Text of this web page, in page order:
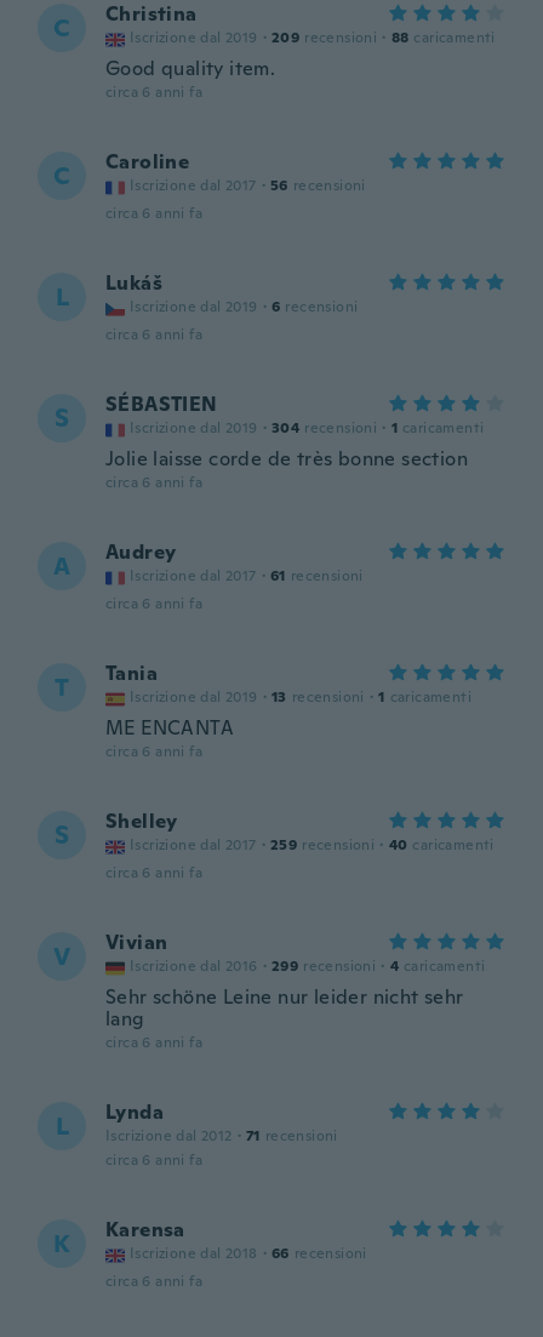
C Christina
Iscrizione dal 2019 · 209 recensioni · 88 caricamenti
Good quality item.
circa 6 anni fa
C Caroline
Iscrizione dal 2017 · 56 recensioni
circa 6 anni fa
L Lukáš
Iscrizione dal 2019 · 6 recensioni
circa 6 anni fa
S SÉBASTIEN
Iscrizione dal 2019 · 304 recensioni · 1 caricamenti
Jolie laisse corde de très bonne section
circa 6 anni fa
A Audrey
Iscrizione dal 2017 · 61 recensioni
circa 6 anni fa
T Tania
Iscrizione dal 2019 · 13 recensioni · 1 caricamenti
ME ENCANTA
circa 6 anni fa
S Shelley
Iscrizione dal 2017 · 259 recensioni · 40 caricamenti
circa 6 anni fa
V Vivian
Iscrizione dal 2016 · 299 recensioni · 4 caricamenti
Sehr schöne Leine nur leider nicht sehr
lang
circa 6 anni fa
L Lynda
Iscrizione dal 2012 · 71 recensioni
circa 6 anni fa
K Karensa
Iscrizione dal 2018 · 66 recensioni
circa 6 anni fa